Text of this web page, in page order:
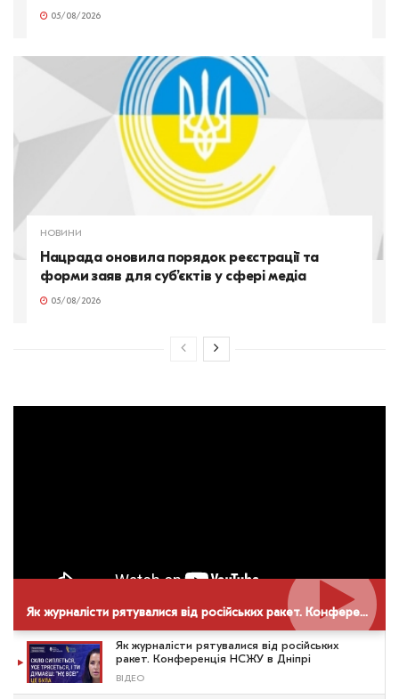
05/08/2026
НОВИНИ
Нацрада оновила порядок реєстрації та
форми заяв для суб’єктів у сфері медіа
05/08/2026
Як журналісти рятувалися від російських ракет. Конференція НСЖУ в Дніпрі
Як журналісти рятувалися від російських
ракет. Конференція НСЖУ в Дніпрі
ВІДЕО